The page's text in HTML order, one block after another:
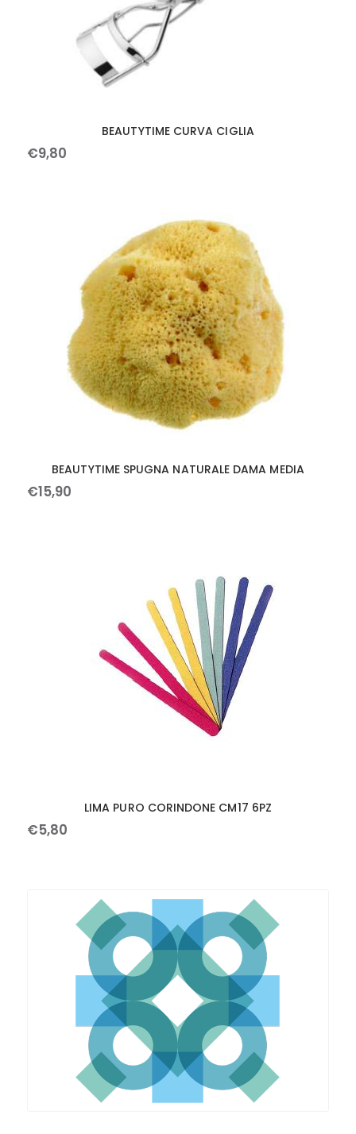
BEAUTYTIME CURVA CIGLIA
€9,80
BEAUTYTIME SPUGNA NATURALE DAMA MEDIA
€15,90
LIMA PURO CORINDONE CM17 6PZ
€5,80